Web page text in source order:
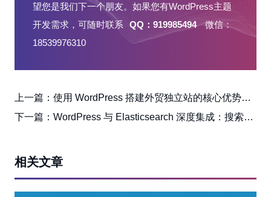
望您是我们下一个朋友。如果您有WordPress主题
开发需求，可随时联系
QQ：919985494 微信：
18539976310
上一篇： 使用 WordPress 搭建外贸独立站的核心优势解析
下一篇： WordPress 与 Elasticsearch 深度集成：搜索优化与更多应用场景解析
相关文章